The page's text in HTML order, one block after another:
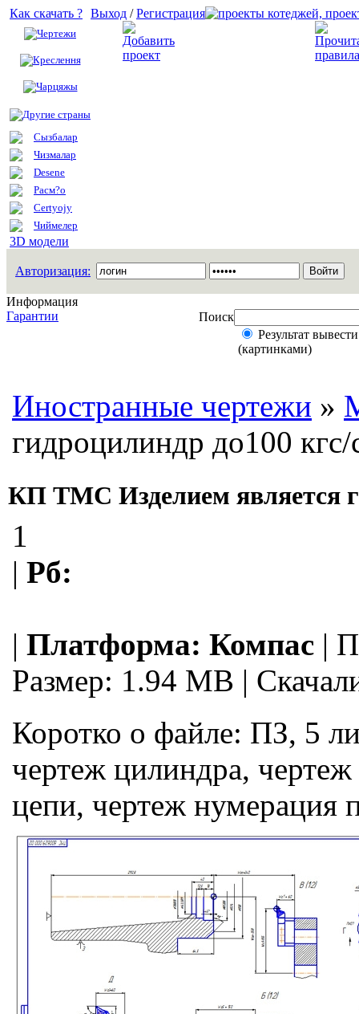
Как скачать ?
Чертежи
Креслення
Чарцяжы
Другие страны
Сызбалар
Чизмалар
Desene
Расм?о
Certyojy
Чиймелер
3D модели
Выход /Регистрация
Авторизация:
Информация
Гарантии
Поиск
Результат
(картинками)
Иностранные чертежи »
гидроцилиндр до100
КП ТМС Изделием является
1
| Рб:
| Платформа: Компас |
Размер: 1.94 MB |
Коротко о файле: ПЗ, 5
чертеж цилиндра,
цепи, чертеж